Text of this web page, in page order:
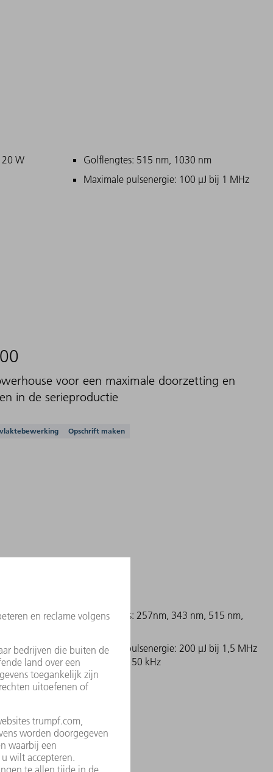
W
Golflengtes: 515 nm, 1030 nm
Maximale pulsenergie: 100 µJ bij 1 MHz
voor een maximale doorzetting en
in de serieproductie
Opschrift maken
W
Golflengtes: 257nm, 343 nm, 515 nm,
3 ps
Maximale pulsenergie: 200 µJ bij 1,5 MHz
of 2 mJ bij150 kHz